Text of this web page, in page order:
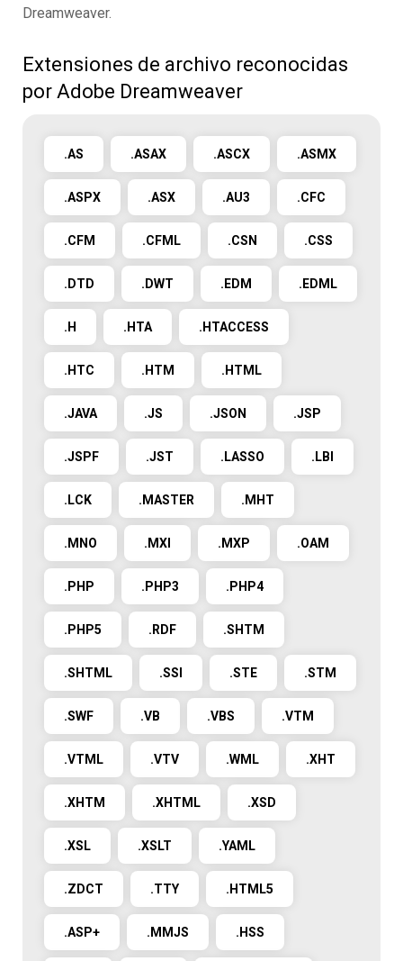
Dreamweaver.
Extensiones de archivo reconocidas
por Adobe Dreamweaver
.AS .ASAX .ASCX .ASMX
.ASPX .ASX .AU3 .CFC
.CFM .CFML .CSN .CSS
.DTD .DWT .EDM .EDML
.H .HTA .HTACCESS
.HTC .HTM .HTML
.JAVA .JS .JSON .JSP
.JSPF .JST .LASSO .LBI
.LCK .MASTER .MHT
.MNO .MXI .MXP .OAM
.PHP .PHP3 .PHP4
.PHP5 .RDF .SHTM
.SHTML .SSI .STE .STM
.SWF .VB .VBS .VTM
.VTML .VTV .WML .XHT
.XHTM .XHTML .XSD
.XSL .XSLT .YAML
.ZDCT .TTY .HTML5
.ASP+ .MMJS .HSS